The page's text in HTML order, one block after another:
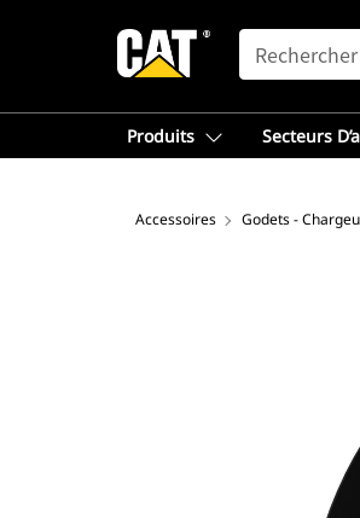
SEARCH
Produits Secteurs
Accessoires Godets -